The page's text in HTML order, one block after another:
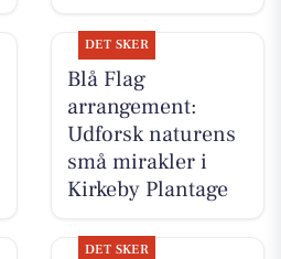
DET SKER
Blå Flag
arrangement:
Udforsk naturens
små mirakler i
Kirkeby Plantage
DET SKER